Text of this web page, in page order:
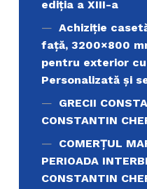
ediţia a XIII-a
Achiziție
față, 3200×800
pentru exterior
Personalizată și
GRECII
CONSTANTIN
COMERŢUL
PERIOADA
CONSTANTIN